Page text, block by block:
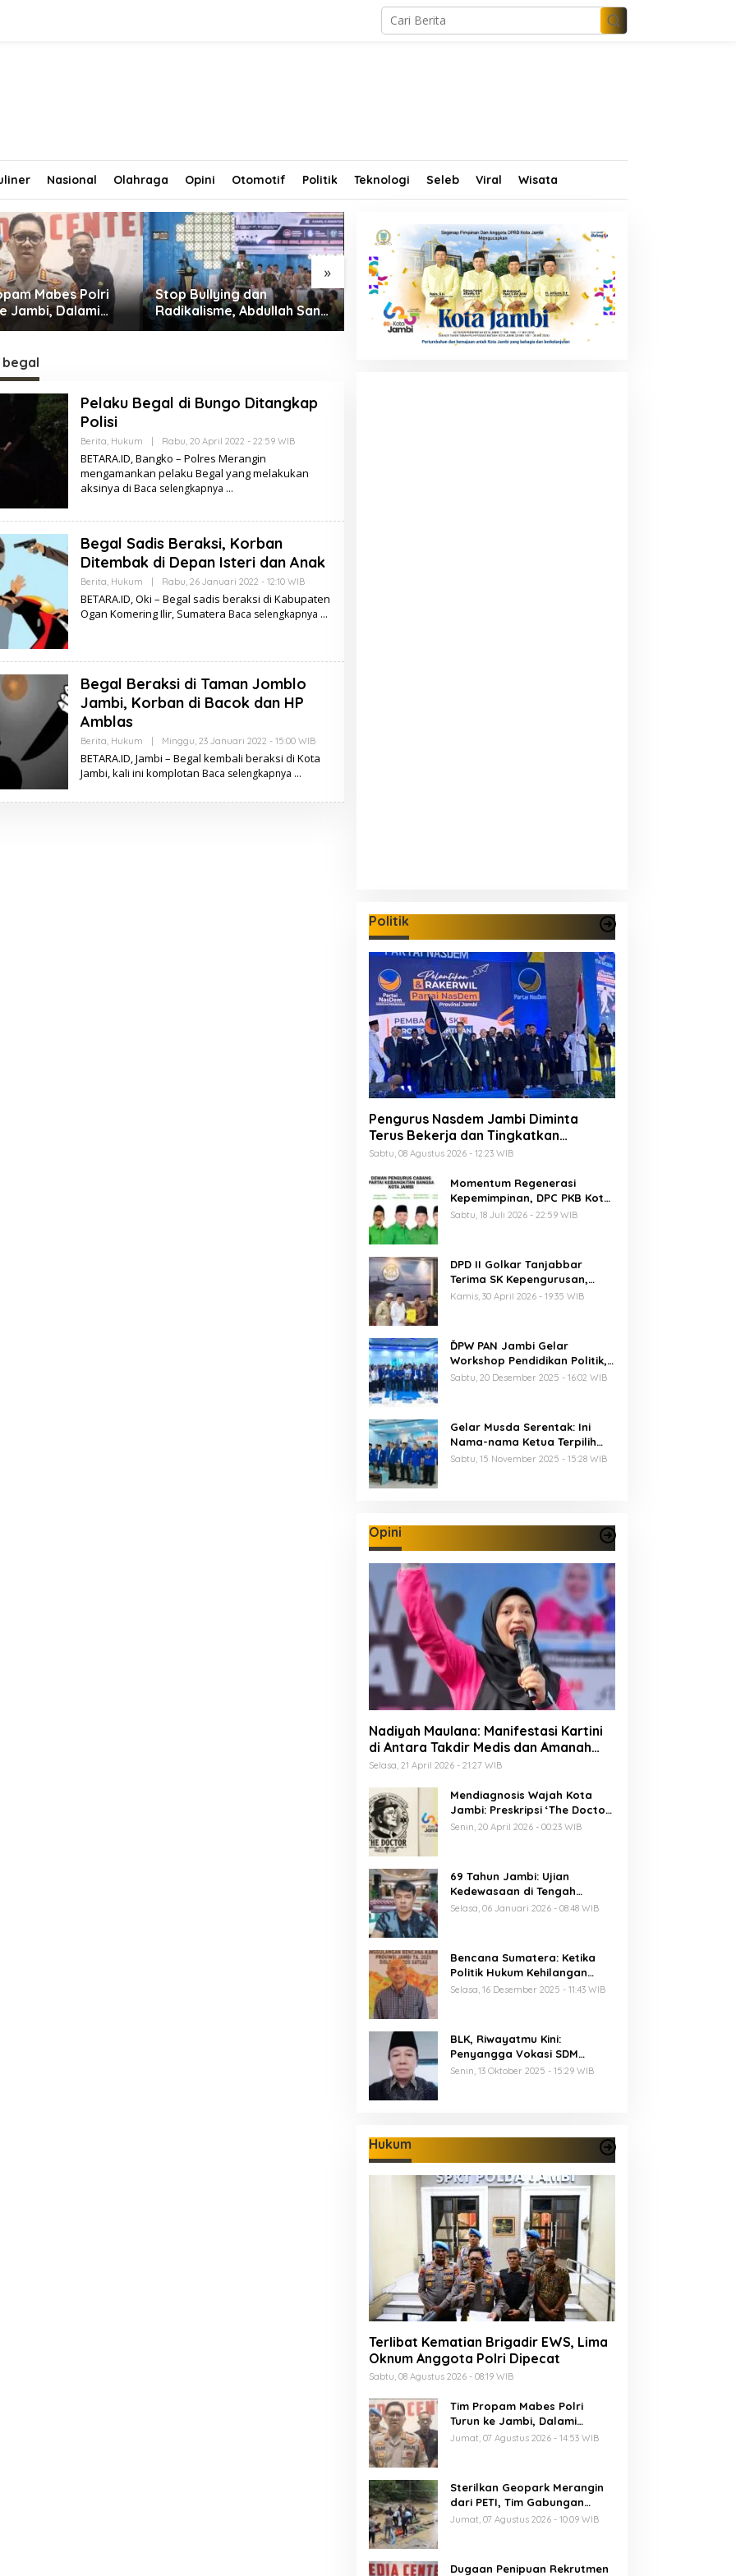
Nasional Olahraga Opini Otomotif Politik Teknologi Seleb Viral Wisata
»
Mabes Polri
Jambi, Dalami
Penipuan
Stop Bullying dan
Radikalisme, Abdullah Sani
Dorong Siswa Jadi Garda
Sterilkan Geopark
Merangin dari PETI, Tim
Gabungan Temukan Empat
Rakit Tambang Ilegal
Pengurus Nasdem Jambi
Diminta Terus Bekerja dan
Tingkatkan Perolehan
Suara di Pemilu 2029
Pelaku Begal di Bungo Ditangkap
Polisi
Berita, Hukum Rabu, 20 April 2022 - 22:59 WIBO
H
A
.
I
D
BETARA.ID, Bangko – Polres Merangin
mengamankan pelaku Begal yang melakukan
aksinya di Baca selengkapnya
Begal Sadis Beraksi, Korban
Ditembak di Depan Isteri dan Anak
Berita, Hukum Rabu, 26 Januari 2022 - 12:10 WIBO
E
H
A
A
BETARA.ID, Oki – Begal sadis beraksi di Kabupaten
Ogan Komering Ilir, Sumatera Baca selengkapnya
Begal Beraksi di Taman Jomblo
Jambi, Korban di Bacok dan HP
Amblas
Berita, Hukum Minggu, 23 Januari 2022 - 15:00 WIBO
E
BETARA.ID, Jambi – Begal kembali beraksi di Kota
Jambi, kali ini komplotan Baca selengkapnya
Politik
Pengurus Nasdem Jambi Diminta
Terus Bekerja dan Tingkatkan
Perolehan Suara di Pemilu 2029
Sabtu, 08 Agustus 2026 - 12:23 WIB
Momentum Regenerasi
Kepemimpinan, DPC PKB Kota
Jambi Siap Sukseskan Harlah
Sabtu, 18 Juli 2026 - 22:59 WIB
DPD II Golkar Tanjabbar
Terima SK Kepengurusan,
Perdana di Jambi Pasca
Kamis, 30 April 2026 - 19:35 WIB
ĎPW PAN Jambi Gelar
Workshop Pendidikan Politik,
Al Haris Ajak Kader Perkuat
Sabtu, 20 Desember 2025 - 16:02 WIB
Gelar Musda Serentak: Ini
Nama-nama Ketua Terpilih
DPD PAN di Jambi
Sabtu, 15 November 2025 - 15:28 WIB
Opini
Nadiyah Maulana: Manifestasi Kartini
di Antara Takdir Medis dan Amanah
Publik
Selasa, 21 April 2026 - 21:27 WIB
Mendiagnosis Wajah Kota
Jambi: Preskripsi ‘The Doctor’
Menuju 625 Tahun Tanah Pilih
Senin, 20 April 2026 - 00:23 WIB
69 Tahun Jambi: Ujian
Kedewasaan di Tengah
Keterbatasan Anggaran
Selasa, 06 Januari 2026 - 08:48 WIB
Bencana Sumatera: Ketika
Politik Hukum Kehilangan
Arah dan Negara Kehilangan
Selasa, 16 Desember 2025 - 11:43 WIB
BLK, Riwayatmu Kini:
Penyangga Vokasi SDM
Provinsi Jambi
Senin, 13 Oktober 2025 - 15:29 WIB
Hukum
Terlibat Kematian Brigadir EWS, Lima
Oknum Anggota Polri Dipecat
Sabtu, 08 Agustus 2026 - 08:19 WIB
Tim Propam Mabes Polri
Turun ke Jambi, Dalami
Dugaan Penipuan Rekrutmen
Jumat, 07 Agustus 2026 - 14:53 WIB
Sterilkan Geopark Merangin
dari PETI, Tim Gabungan
Temukan Empat Rakit
Jumat, 07 Agustus 2026 - 10:09 WIB
Dugaan Penipuan Rekrutmen